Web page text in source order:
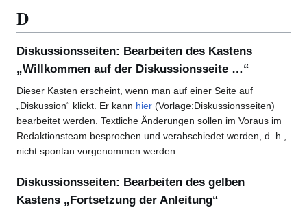
D
Diskussionsseiten: Bearbeiten des Kastens
„Willkommen auf der Diskussionsseite …“
Dieser Kasten erscheint, wenn man auf einer Seite auf
„Diskussion“ klickt. Er kann hier (Vorlage:Diskussionsseiten)
bearbeitet werden. Textliche Änderungen sollen im Voraus im
Redaktionsteam besprochen und verabschiedet werden, d. h.,
nicht spontan vorgenommen werden.
Diskussionsseiten: Bearbeiten des gelben
Kastens „Fortsetzung der Anleitung“